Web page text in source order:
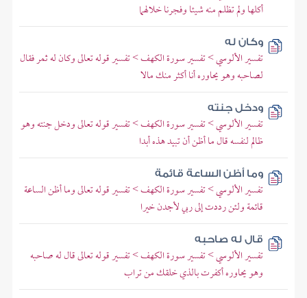
أكلها ولم تظلم منه شيئا وفجرنا خلالهما
وكان له
تفسير الألوسي > تفسير سورة الكهف > تفسير قوله تعالى وكان له ثمر فقال
لصاحبه وهو يحاوره أنا أكثر منك مالا
ودخل جنته
تفسير الألوسي > تفسير سورة الكهف > تفسير قوله تعالى ودخل جنته وهو
ظالم لنفسه قال ما أظن أن تبيد هذه أبدا
وما أظن الساعة قائمة
تفسير الألوسي > تفسير سورة الكهف > تفسير قوله تعالى وما أظن الساعة
قائمة ولئن رددت إلى ربي لأجدن خيرا
قال له صاحبه
تفسير الألوسي > تفسير سورة الكهف > تفسير قوله تعالى قال له صاحبه
وهو يحاوره أكفرت بالذي خلقك من تراب